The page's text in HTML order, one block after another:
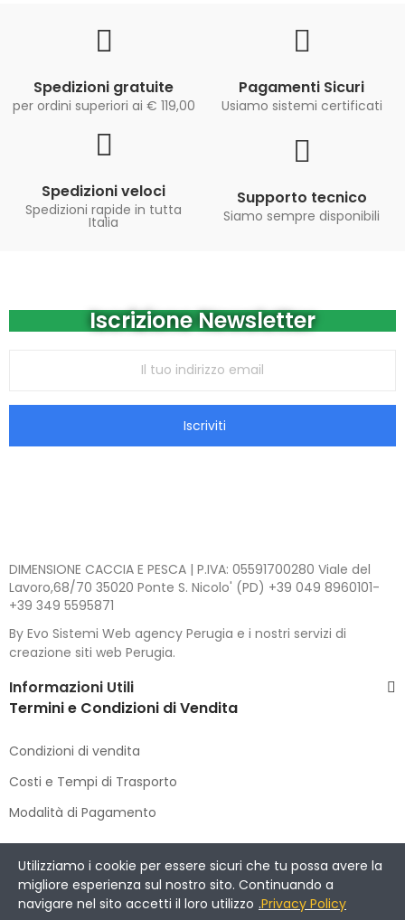
Spedizioni gratuite
per ordini superiori ai € 119,00
Pagamenti Sicuri
Usiamo sistemi certificati
Spedizioni veloci
Spedizioni rapide in tutta
Italia
Supporto tecnico
Siamo sempre disponibili
Iscrizione Newsletter
Iscriviti
DIMENSIONE CACCIA E PESCA | P.IVA: 05591700280 Viale del
Lavoro,68/70 35020 Ponte S. Nicolo' (PD) +39 049 8960101-
+39 349 5595871
By Evo Sistemi Web agency Perugia e i nostri servizi di
creazione siti web Perugia.
Informazioni Utili
Termini e Condizioni di Vendita
Condizioni di vendita
Costi e Tempi di Trasporto
Modalità di Pagamento
Copyright © 2021 DIMENSIONE CACCIA E PESCA. All Rights
Reserved.
Utilizziamo i cookie per essere sicuri che tu possa avere la
migliore esperienza sul nostro sito. Continuando a
navigare nel sito accetti il loro utilizzo .Privacy Policy